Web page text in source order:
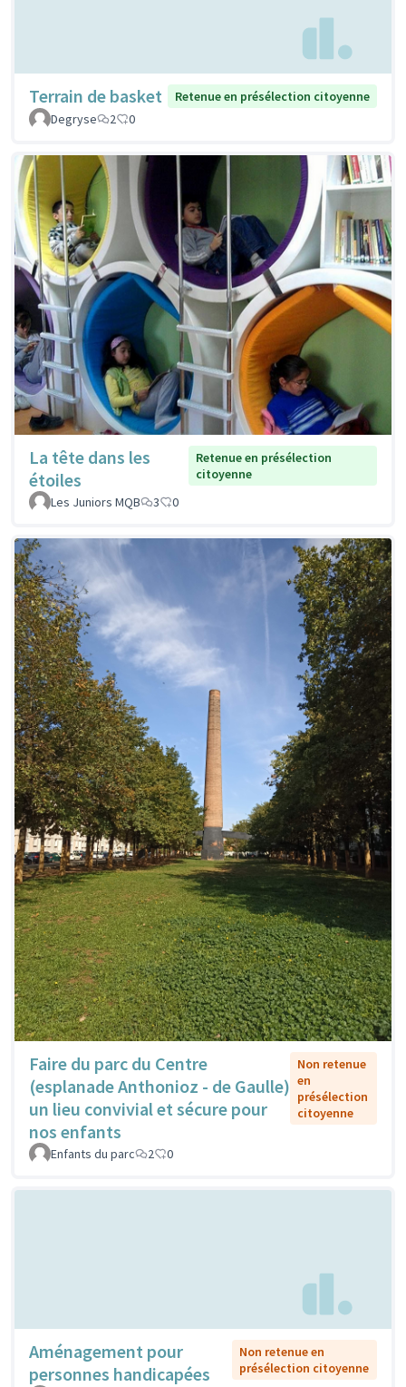
Terrain de basket
Retenue en présélection citoyenne
Degryse
2 0
La tête dans les
étoiles
Retenue en présélection
citoyenne
Les Juniors MQB
3 0
Faire du parc du Centre
(esplanade Anthonioz - de Gaulle)
un lieu convivial et sécure pour
nos enfants
Non retenue
en
présélection
citoyenne
Enfants du parc 2 0
Aménagement pour
personnes handicapées
Non retenue en
présélection citoyenne